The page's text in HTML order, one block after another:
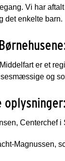
Vi har
det enkelte barn.
er et
og
Centerchef i
Magnussen,